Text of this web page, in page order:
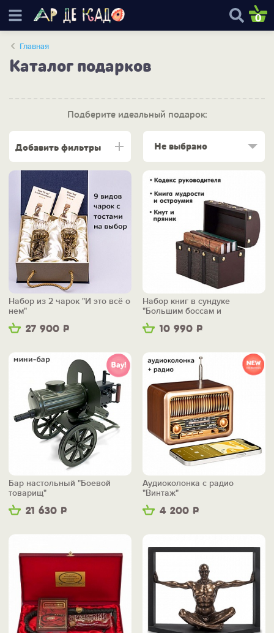
0
Главная
Каталог подарков
Подберите идеальный подарок:
Добавить фильтры Не выбрано
27 900 Р
Набор из 2 чарок "И это всё о
нем"
10 990 Р
Набор книг в сундуке
"Большим боссам и
маленьким"
21 630 Р
Бар настольный "Боевой
товарищ"
4 200 Р
Аудиоколонка с радио
"Винтаж"